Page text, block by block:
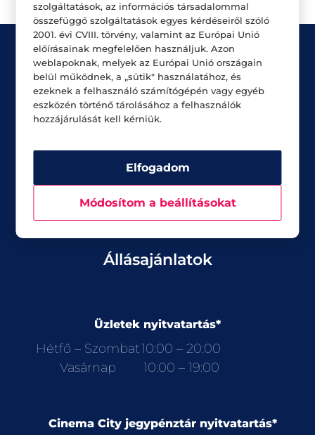
Üzletek
Akciók
Aktualitások
Rólunk
Állásajánlatok
Üzletek nyitvatartás*
Hétfő – Szombat10:00 – 20:00
Vasárnap
10:00 – 19:00
Cinema City jegypénztár nyitvatartás*
szolgáltatások, az információs társadalommal
összefüggő szolgáltatások egyes kérdéseiről szóló
2001. évi CVIII. törvény, valamint az Európai Unió
előírásainak megfelelően használjuk. Azon
weblapoknak, melyek az Európai Unió országain
belül működnek, a „sütik" használatához, és
ezeknek a felhasználó számítógépén vagy egyéb
eszközén történő tárolásához a felhasználók
hozzájárulását kell kérniük.
Elfogadom
Módosítom a beállításokat